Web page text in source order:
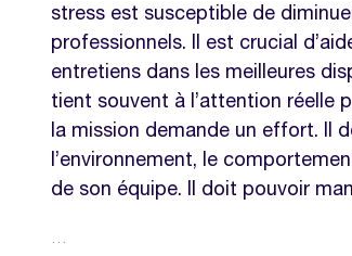
stress est susceptible de
professionnels. Il est crucial
entretiens dans les meilleures
tient souvent à l’attention réelle
la mission demande un effort. Il
l’environnement, le
de son équipe. Il doit pouvoir
…